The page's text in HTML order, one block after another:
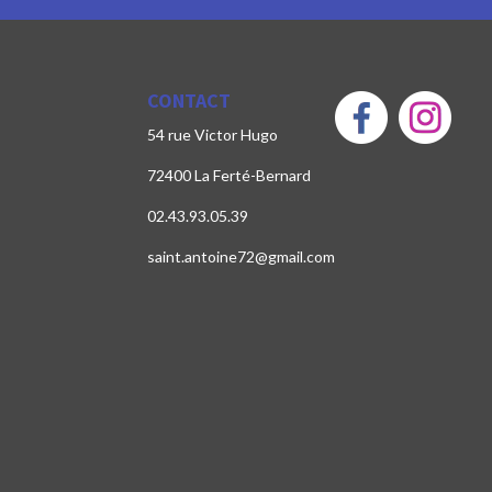
CONTACT
54 rue Victor Hugo
72400 La Ferté-Bernard
02.43.93.05.39
saint.antoine72@gmail.com